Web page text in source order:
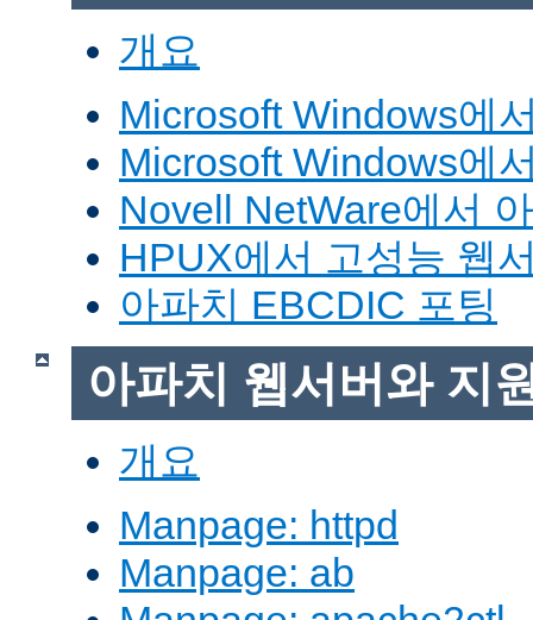
개요
Microsoft Windows에
Microsoft Windows에
Novell NetWare에서
HPUX에서 고성능 웹
아파치 EBCDIC 포팅
아파치 웹서버와 지
개요
Manpage: httpd
Manpage: ab